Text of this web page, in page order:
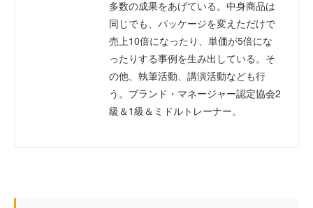
多数の成果をあげている。中身商品は
同じでも、パッケージを変えただけで
売上10倍になったり、単価が5倍にな
ったりする事例を生み出している。そ
の他、執筆活動、講演活動なども行
う。ブランド・マネージャー認定協会2
級＆1級＆ミドルトレーナー。